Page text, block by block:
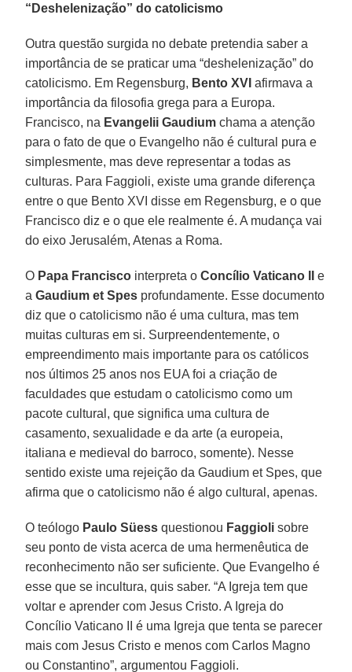
“Deshelenização” do catolicismo
Outra questão surgida no debate pretendia saber a
importância de se praticar uma “deshelenização” do
catolicismo. Em Regensburg, Bento XVI afirmava a
importância da filosofia grega para a Europa.
Francisco, na Evangelii Gaudium chama a atenção
para o fato de que o Evangelho não é cultural pura e
simplesmente, mas deve representar a todas as
culturas. Para Faggioli, existe uma grande diferença
entre o que Bento XVI disse em Regensburg, e o que
Francisco diz e o que ele realmente é. A mudança vai
do eixo Jerusalém, Atenas a Roma.
O Papa Francisco interpreta oConcílio Vaticano II
e
aGaudium et Spes profundamente. Esse documento
diz que o catolicismo não é uma cultura, mas tem
muitas culturas em si. Surpreendentemente, o
empreendimento mais importante para os católicos
nos últimos 25 anos nos EUA foi a criação de
faculdades que estudam o catolicismo como um
pacote cultural, que significa uma cultura de
casamento, sexualidade e da arte (a europeia,
italiana e medieval do barroco, somente). Nesse
sentido existe uma rejeição da Gaudium et Spes, que
afirma que o catolicismo não é algo cultural, apenas.
O teólogo Paulo Süess questionou Faggioli sobre
seu ponto de vista acerca de uma hermenêutica de
reconhecimento não ser suficiente. Que Evangelho é
esse que se incultura, quis saber. “A Igreja tem que
voltar e aprender com Jesus Cristo. A Igreja do
Concílio Vaticano II é uma Igreja que tenta se parecer
mais com Jesus Cristo e menos com Carlos Magno
ou Constantino”, argumentou Faggioli.